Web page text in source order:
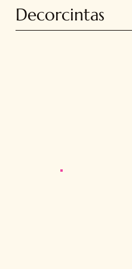
Decorcintas